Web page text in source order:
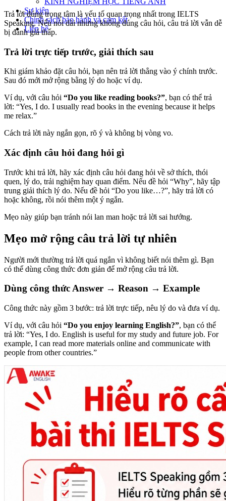
Sự kiện
Chính sách bảo hành và cam kết
Liên hệ
Trả lời đúng trọng tâm là yếu tố quan trọng nhất trong IELTS
Speaking. Nếu nói dài nhưng không đúng câu hỏi, câu trả lời vẫn dễ
bị đánh giá thấp.
Trả lời trực tiếp trước, giải thích sau
Khi giám khảo đặt câu hỏi, bạn nên trả lời thẳng vào ý chính trước.
Sau đó mới mở rộng bằng lý do hoặc ví dụ.
Ví dụ, với câu hỏi “Do you like reading books?”, bạn có thể trả
lời: “Yes, I do. I usually read books in the evening because it helps
me relax.”
Cách trả lời này ngắn gọn, rõ ý và không bị vòng vo.
Xác định câu hỏi đang hỏi gì
Trước khi trả lời, hãy xác định câu hỏi đang hỏi về sở thích, thói
quen, lý do, trải nghiệm hay quan điểm. Nếu đề hỏi “Why”, hãy tập
trung giải thích lý do. Nếu đề hỏi “Do you like…?”, hãy trả lời có
hoặc không, rồi nói thêm một ý ngắn.
Mẹo này giúp bạn tránh nói lan man hoặc trả lời sai hướng.
Mẹo mở rộng câu trả lời tự nhiên
Người mới thường trả lời quá ngắn vì không biết nói thêm gì. Bạn
có thể dùng công thức đơn giản để mở rộng câu trả lời.
Dùng công thức Answer → Reason → Example
Công thức này gồm 3 bước: trả lời trực tiếp, nêu lý do và đưa ví dụ.
Ví dụ, với câu hỏi “Do you enjoy learning English?”, bạn có thể
trả lời: “Yes, I do. English is useful for my study and future job. For
example, I can read more materials online and communicate with
people from other countries.”